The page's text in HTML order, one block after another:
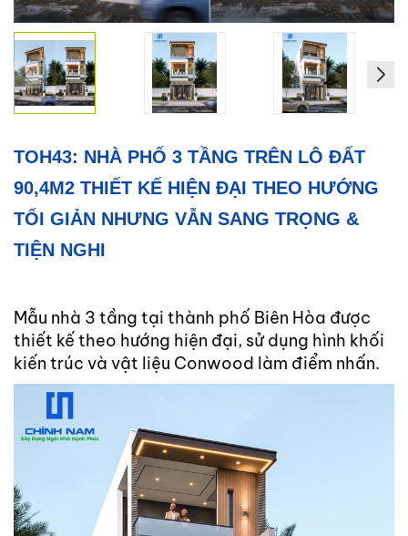
Thô
Xây
Dựng
Phần
Hoàn
HỖ
TRỢ
PHÁP
LÝ
DỰ
NAM
TIN
TỨC
KIỆN
Khuyến
TOH43: NHÀ PHỐ 3 TẦNG TRÊN LÔ ĐẤT
90,4M2 THIẾT KẾ HIỆN ĐẠI THEO HƯỚNG
TỐI GIẢN NHƯNG VẪN SANG TRỌNG &
TIỆN NGHI
Mẫu nhà 3 tầng tại thành phố Biên Hòa được
thiết kế theo hướng hiện đại, sử dụng hình khối
kiến trúc và vật liệu Conwood làm điểm nhấn.